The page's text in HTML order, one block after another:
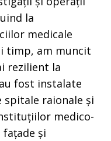
la
medicale
timp, am muncit
rezilient la
fost instalate
spitale raionale și
medico-
și